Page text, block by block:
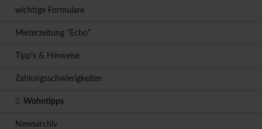
wichtige Formulare
Mieterzeitung "Echo"
Tipp's & Hinweise
Zahlungsschwierigkeiten
Wohntipps
Newsarchiv